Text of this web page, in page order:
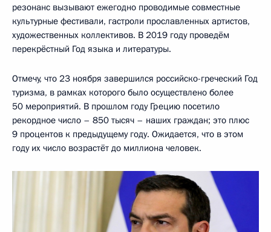
резонанс вызывают ежегодно проводимые совместные
культурные фестивали, гастроли прославленных артистов,
художественных коллективов. В 2019 году проведём
перекрёстный Год языка и литературы.
Отмечу, что 23 ноября завершился российско-греческий Год
туризма, в рамках которого было осуществлено более
50 мероприятий. В прошлом году Грецию посетило
рекордное число – 850 тысяч – наших граждан; это плюс
9 процентов к предыдущему году. Ожидается, что в этом
году их число возрастёт до миллиона человек.